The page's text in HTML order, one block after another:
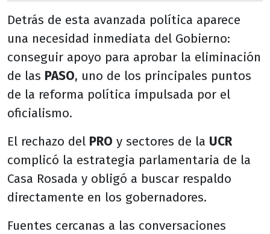
Detrás de esta avanzada política aparece
una necesidad inmediata del Gobierno:
conseguir apoyo para aprobar la eliminación
de las PASO, uno de los principales puntos
de la reforma política impulsada por el
oficialismo.
El rechazo del PRO y sectores de la UCR
complicó la estrategia parlamentaria de la
Casa Rosada y obligó a buscar respaldo
directamente en los gobernadores.
Fuentes cercanas a las conversaciones